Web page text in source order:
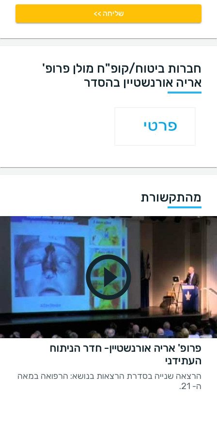
שליחה >>
חברות ביטוח/קופ"ח מולן פרופ'
אריה אורנשטיין בהסדר
מהתקשורת
פרופ' אריה אורנשטיין- חדר הניתוח
העתידני
הרצאה שנייה בסדרת הרצאות בנושא: הרפואה במאה
ה- 21.